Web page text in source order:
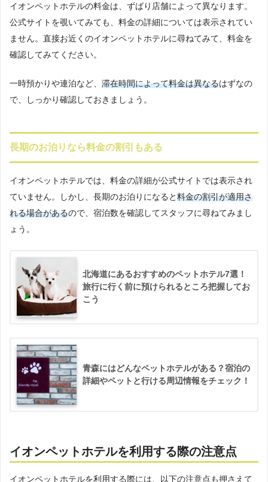
イオンペットホテルの料金は、ずばり店舗によって異なります。
公式サイトを覗いてみても、料金の詳細については表示されてい
ません。直接お近くのイオンペットホテルに尋ねてみて、料金を
確認してみてください。
一時預かりや連泊など、 滞在時間によって料金は異なるはずなの
で、しっかり確認しておきましょう。
長期のお泊りなら料金の割引もある
イオンペットホテルでは、料金の詳細が公式サイトでは表示され
ていません。しかし、長期のお泊りになると料金の割引が適用さ
れる場合があるので、宿泊数を確認してスタッフに尋ねてみまし
ょう。
北海道にあるおすすめのペットホテル7選！
旅行に行く前に預けられるところ把握してお
こう
青森にはどんなペットホテルがある？宿泊の
詳細やペットと行ける周辺情報をチェック！
イオンペットホテルを利用する際の注意点
イオンペットホテルを利用する際には、以下の注意点も押さえて